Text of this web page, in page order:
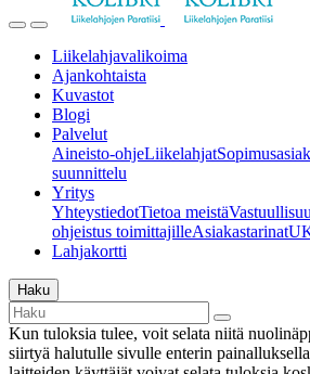
Liikelahjavalikoima
Ajankohtaista
Kuvastot
Blogi
Palvelut
Aineisto-ohjeLiikelahjat
suunnittelu
Yritys
YhteystiedotTietoa meistä
ohjeistus toimittajilleAsiakastarinat
Lahjakortti
Haku
Kun tuloksia tulee, voit selata niitä
siirtyä halutulle sivulle enterin